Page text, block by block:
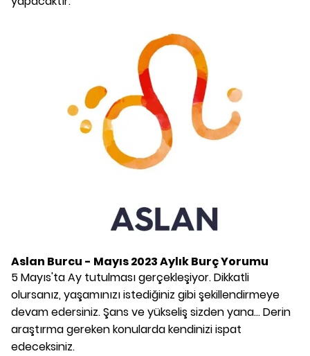
Aslan Burcu - Mayıs 2023 Aylık Burç Yorumu
5 Mayıs'ta Ay tutulması gerçekleşiyor. Dikkatli
olursanız, yaşamınızı istediğiniz gibi şekillendirmeye
devam edersiniz. Şans ve yükseliş sizden yana... Derin
araştırma gereken konularda kendinizi ispat
edeceksiniz.